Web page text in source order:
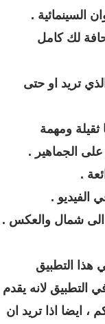
لك كامل
تريد او حتى
ثقيلة ومهمة
الجماهير .
التطبيق
التطبيق لانه يقدم
، ايضا اذا تريد ان